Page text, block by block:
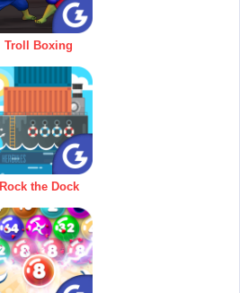
Troll Boxing
Rock the Dock